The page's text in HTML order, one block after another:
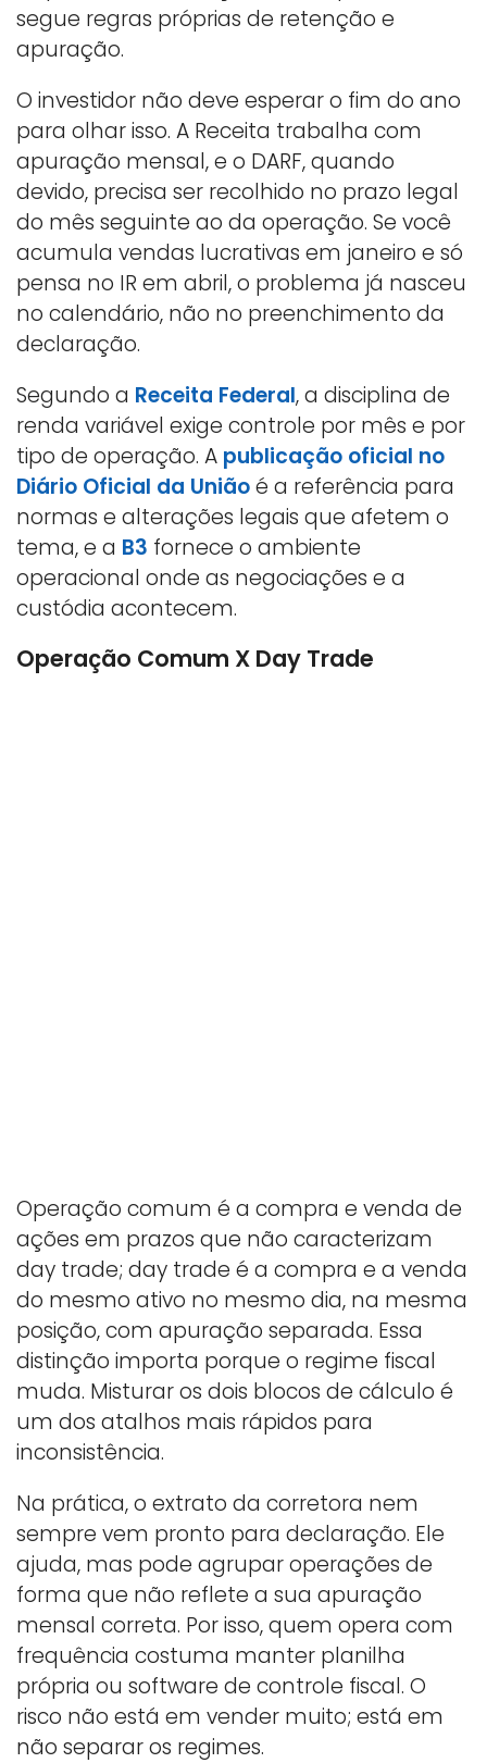
segue regras próprias de retenção e
apuração.
O investidor não deve esperar o fim do ano
para olhar isso. A Receita trabalha com
apuração mensal, e o DARF, quando
devido, precisa ser recolhido no prazo legal
do mês seguinte ao da operação. Se você
acumula vendas lucrativas em janeiro e só
pensa no IR em abril, o problema já nasceu
no calendário, não no preenchimento da
declaração.
Segundo a Receita Federal, a disciplina de
renda variável exige controle por mês e por
tipo de operação. A publicação oficial no
Diário Oficial da Uniãoé a referência para
normas e alterações legais que afetem o
tema, e a B3 fornece o ambiente
operacional onde as negociações e a
custódia acontecem.
Operação Comum X Day Trade
Operação comum é a compra e venda de
ações em prazos que não caracterizam
day trade; day trade é a compra e a venda
do mesmo ativo no mesmo dia, na mesma
posição, com apuração separada. Essa
distinção importa porque o regime fiscal
muda. Misturar os dois blocos de cálculo é
um dos atalhos mais rápidos para
inconsistência.
Na prática, o extrato da corretora nem
sempre vem pronto para declaração. Ele
ajuda, mas pode agrupar operações de
forma que não reflete a sua apuração
mensal correta. Por isso, quem opera com
frequência costuma manter planilha
própria ou software de controle fiscal. O
risco não está em vender muito; está em
não separar os regimes.